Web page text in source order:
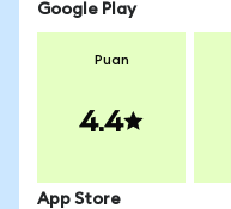
Google Play
Puan
4.4
App Store